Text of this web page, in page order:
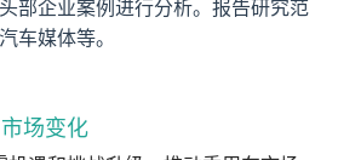
部企业案例进行分析。报告研究范
车媒体等。
场变化